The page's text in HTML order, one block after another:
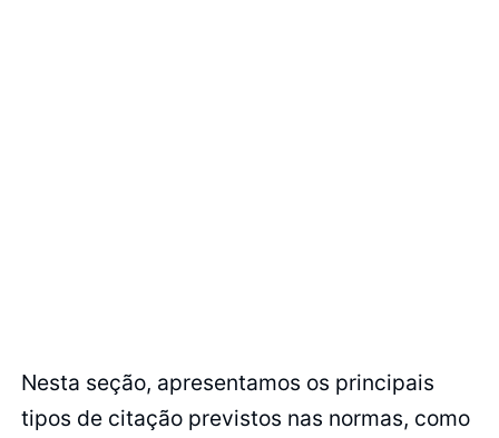
Nesta seção, apresentamos os principais
tipos de citação previstos nas normas, como